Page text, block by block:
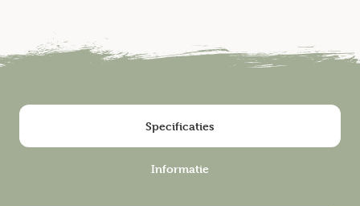
Specificaties
Informatie